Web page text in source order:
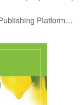
Platform, 2018